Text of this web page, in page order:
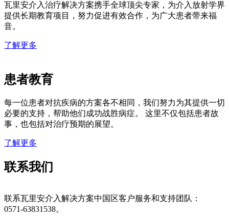
瓦里安介入治疗解决方案携手全球顶尖专家，为介入放射学界
提供长期教育项目，努力促进有效合作，为广大患者带来福
音。
了解更多
患者教育
每一位患者对抗疾病的方案各不相同，我们努力为其提供一切
必要的支持，帮助他们成功战胜病症。 这里不仅包括患者故
事，也包括对治疗预期的展望。
了解更多
联系我们
联系瓦里安介入解决方案中国区客户服务和支持团队：
0571-63831538。